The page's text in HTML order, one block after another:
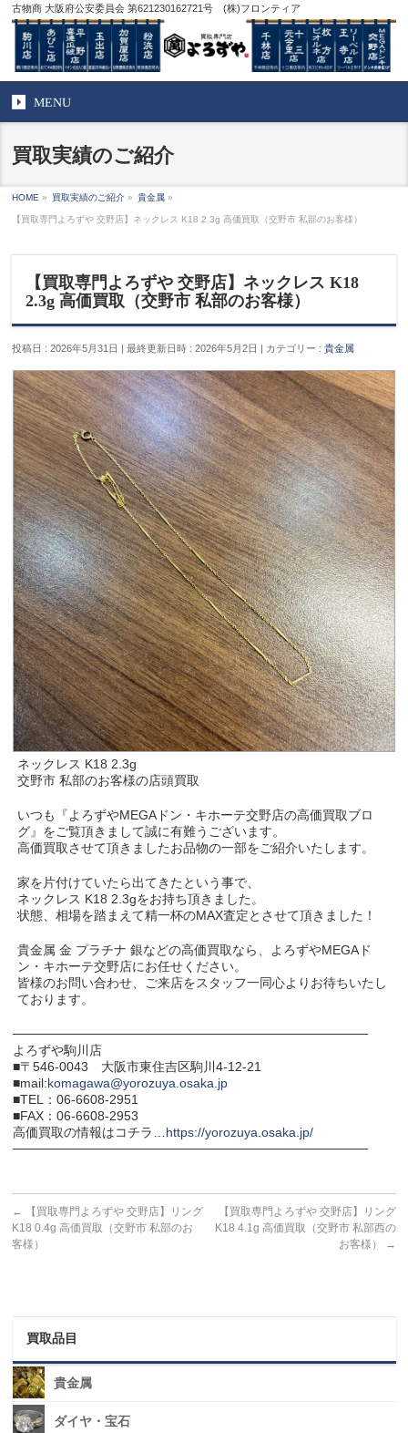
古物商 大阪府公安委員会 第621230162721号 (株)フロンティア
MENU
買取実績のご紹介
HOME » 買取実績のご紹介 » 貴金属 »
【買取専門よろずや 交野店】ネックレス K18 2.3g 高価買取（交野市 私部のお客様）
【買取専門よろずや 交野店】ネックレス K18
2.3g 高価買取（交野市 私部のお客様）
投稿日 : 2026年5月31日 最終更新日時 : 2026年5月2日 カテゴリー :貴金属
ネックレス K18 2.3g
交野市 私部のお客様の店頭買取
いつも『よろずやMEGAドン・キホーテ交野店の高価買取ブロ
グ』をご覧頂きまして誠に有難うございます。
高価買取させて頂きましたお品物の一部をご紹介いたします。
家を片付けていたら出てきたという事で、
ネックレス K18 2.3gをお持ち頂きました。
状態、相場を踏まえて精一杯のMAX査定とさせて頂きました！
貴金属 金 プラチナ 銀などの高価買取なら、よろずやMEGAド
ン・キホーテ交野店にお任せください。
皆様のお問い合わせ、ご来店をスタッフ一同心よりお待ちいたし
ております。
───────────────────────────────────────
よろずや駒川店
■〒546-0043 大阪市東住吉区駒川4-12-21
■mail:komagawa@yorozuya.osaka.jp
■TEL：06-6608-2951
■FAX：06-6608-2953
高価買取の情報はコチラ… https://yorozuya.osaka.jp/
───────────────────────────────────────
←
【買取専門よろずや 交野店】リング
K18 0.4g 高価買取（交野市 私部のお
客様）
【買取専門よろずや 交野店】リング
K18 4.1g 高価買取（交野市 私部西の
お客様）
→
買取品目
貴金属
ダイヤ・宝石